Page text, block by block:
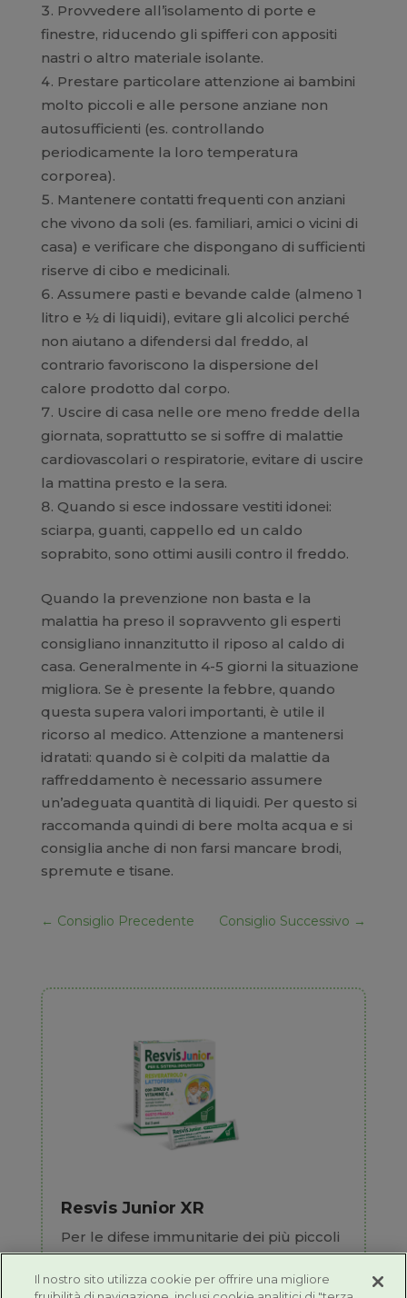
Provvedere all’isolamento di porte e
finestre, riducendo gli spifferi con appositi
nastri o altro materiale isolante.
Prestare particolare attenzione ai bambini
molto piccoli e alle persone anziane non
autosufficienti (es. controllando
periodicamente la loro temperatura
corporea).
Mantenere contatti frequenti con anziani
che vivono da soli (es. familiari, amici o vicini di
casa) e verificare che dispongano di sufficienti
riserve di cibo e medicinali.
Assumere pasti e bevande calde (almeno 1
litro e ½ di liquidi), evitare gli alcolici perché
non aiutano a difendersi dal freddo, al
contrario favoriscono la dispersione del
calore prodotto dal corpo.
Uscire di casa nelle ore meno fredde della
giornata, soprattutto se si soffre di malattie
cardiovascolari o respiratorie, evitare di uscire
la mattina presto e la sera.
Quando si esce indossare vestiti idonei:
sciarpa, guanti, cappello ed un caldo
soprabito, sono ottimi ausili contro il freddo.
Quando la prevenzione non basta e la
malattia ha preso il sopravvento gli esperti
consigliano innanzitutto il riposo al caldo di
casa. Generalmente in 4-5 giorni la situazione
migliora. Se è presente la febbre, quando
questa supera valori importanti, è utile il
ricorso al medico. Attenzione a mantenersi
idratati: quando si è colpiti da malattie da
raffreddamento è necessario assumere
un’adeguata quantità di liquidi. Per questo si
raccomanda quindi di bere molta acqua e si
consiglia anche di non farsi mancare brodi,
spremute e tisane.
← Consiglio Precedente Consiglio Successivo →
Resvis Junior XR
Per le difese immunitarie dei più piccoli
Il nostro sito utilizza cookie per offrire una migliore